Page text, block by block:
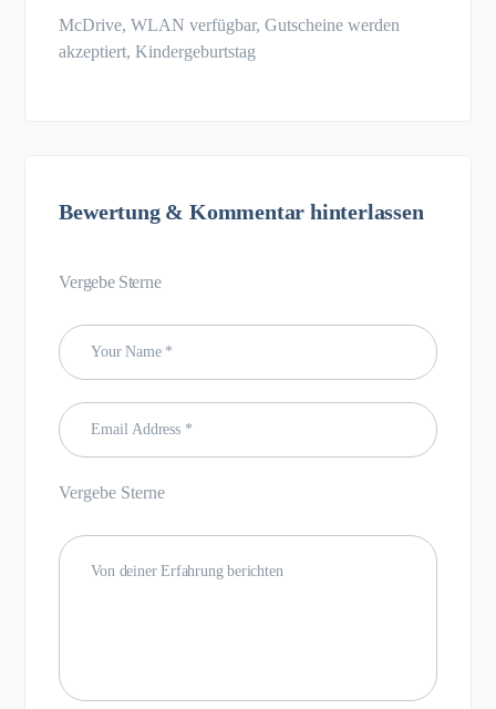
McDrive, WLAN verfügbar, Gutscheine werden
akzeptiert, Kindergeburtstag
Bewertung & Kommentar hinterlassen
Vergebe Sterne
Vergebe Sterne